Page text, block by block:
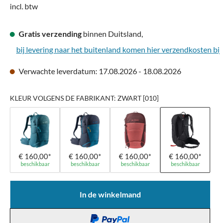
incl. btw
Gratis verzending binnen Duitsland,
bij levering naar het buitenland komen hier verzendkosten
Verwachte leverdatum: 17.08.2026 - 18.08.2026
KLEUR VOLGENS DE FABRIKANT: ZWART [010]
€ 160,00*
beschikbaar
€ 160,00*
beschikbaar
€ 160,00*
beschikbaar
€ 160,00*
beschikbaar
In de winkelmand